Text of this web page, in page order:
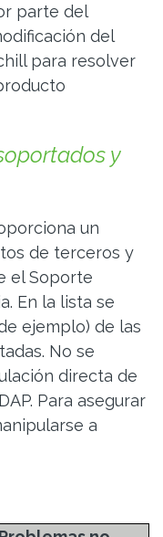
parte del
del
para resolver
y
un
de terceros y
el Soporte
En la lista se
ejemplo) de las
No se
directa de
Para asegurar
a